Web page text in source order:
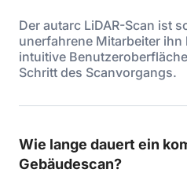
Der autarc LiDAR-Scan ist
unerfahrene Mitarbeiter
intuitive
Schritt des Scanvorgangs.
Wie lange dauert ein
Gebäudescan?